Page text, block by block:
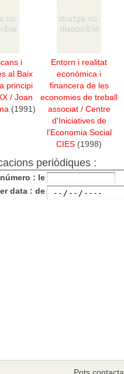
i
al Baix
principi
/ Joan
(1991)
Entorn i realitat
econòmica i
financera de les
economies de treball
associat/ Centre
d'Iniciatives de
l'Economia Social
CIES (1998)
periòdiques :
: le
data : de